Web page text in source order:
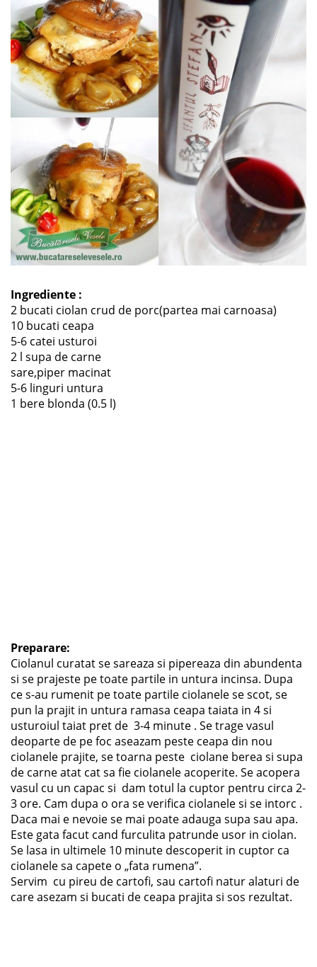
Ingrediente :
2 bucati ciolan crud de porc(partea mai carnoasa)
10 bucati ceapa
5-6 catei usturoi
2 l supa de carne
sare,piper macinat
5-6 linguri untura
1 bere blonda (0.5 l)
Preparare:
Ciolanul curatat se sareaza si pipereaza din abundenta
si se prajeste pe toate partile in untura incinsa. Dupa
ce s-au rumenit pe toate partile ciolanele se scot, se
pun la prajit in untura ramasa ceapa taiata in 4 si
usturoiul taiat pret de 3-4 minute . Se trage vasul
deoparte de pe foc aseazam peste ceapa din nou
ciolanele prajite, se toarna peste ciolane berea si supa
de carne atat cat sa fie ciolanele acoperite. Se acopera
vasul cu un capac si dam totul la cuptor pentru circa 2-
3 ore. Cam dupa o ora se verifica ciolanele si se intorc .
Daca mai e nevoie se mai poate adauga supa sau apa.
Este gata facut cand furculita patrunde usor in ciolan.
Se lasa in ultimele 10 minute descoperit in cuptor ca
ciolanele sa capete o „fata rumena”.
Servim cu pireu de cartofi, sau cartofi natur alaturi de
care asezam si bucati de ceapa prajita si sos rezultat.